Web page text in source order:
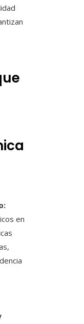
en